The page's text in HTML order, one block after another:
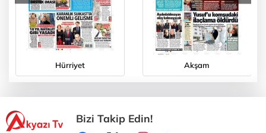
Ramazan Öncesi Marketlerde Sıkı Denetim
Hürriyet Akşam
Bizi Takip Edin!